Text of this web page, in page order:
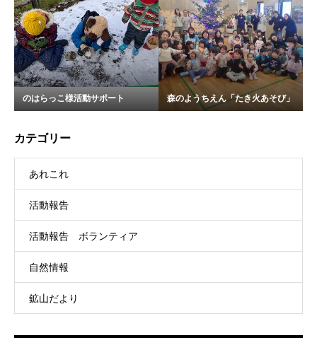
のはらっこ様活動サポート 森のようちえん「たき火あそび」
カテゴリー
あれこれ
活動報告
活動報告 ボランティア
自然情報
鉱山だより